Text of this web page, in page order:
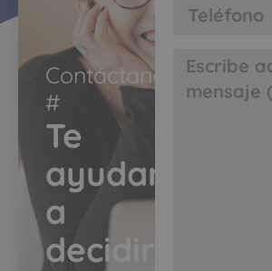
Contáctanos
#​
Te
ayudamos
a
decidir​